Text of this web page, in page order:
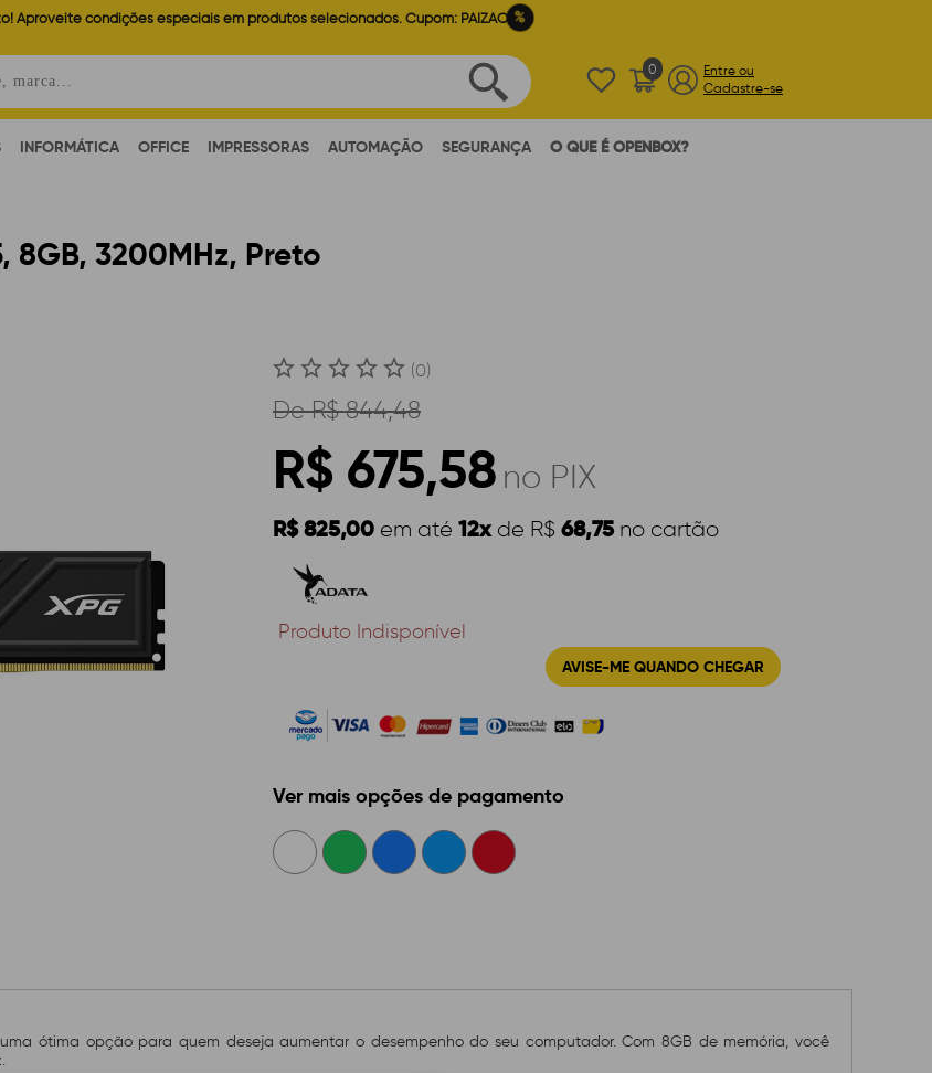
Aproveite condições especiais em produtos selecionados. Cupom: PAIZAO %
0
Entre ou
Cadastre-se
INFORMÁTICA OFFICE IMPRESSORAS AUTOMAÇÃO SEGURANÇA O QUE É OPENBOX?
8GB, 3200MHz, Preto
(0)
DeR$ 844,48
R$ 675,58 no PIX
R$ 825,00 em até 12xde R$ 68,75 no cartão
AVISE-ME QUANDO CHEGAR
Produto Indisponível
Ver mais opções de pagamento
ótima opção para quem deseja aumentar o desempenho do seu computador. Com 8GB de memória, você